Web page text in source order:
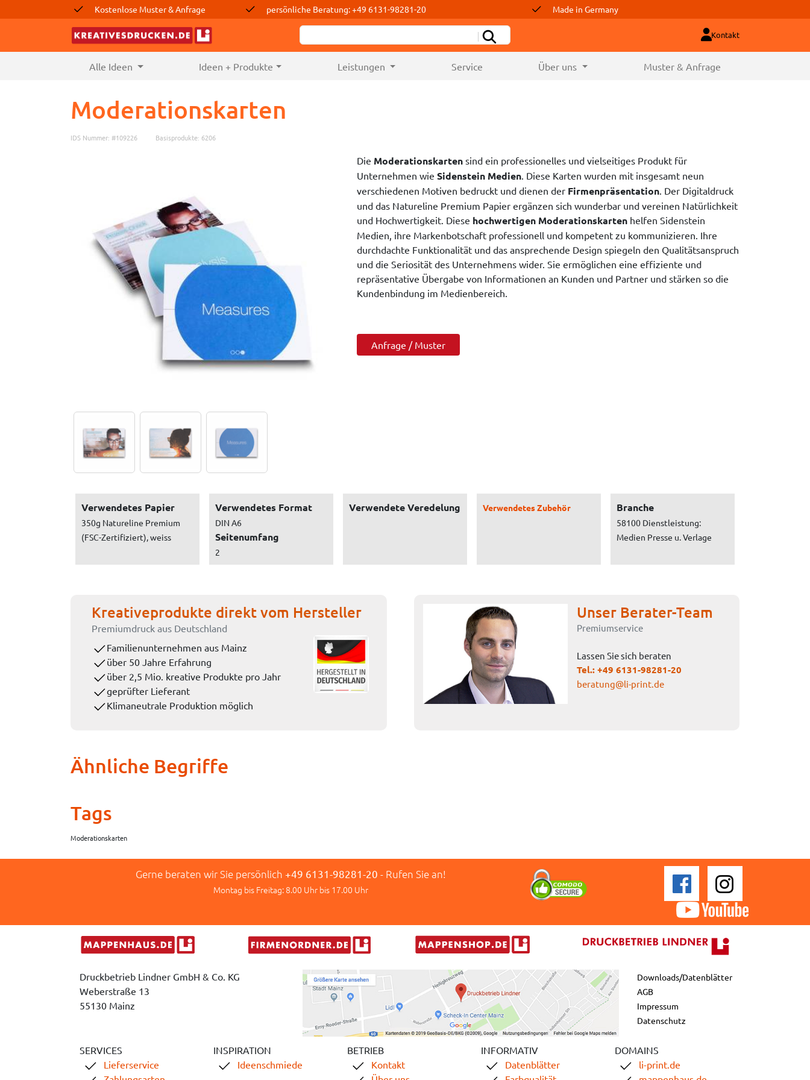
Kostenlose Muster & Anfrage persönliche Beratung: +49 6131-98281-20 Made in Germany
Kontakt
Alle Ideen (current) Ideen + Produkte Leistungen Service Über uns Muster & Anfrage
Moderationskarten
IDS Nummer: #109226 Basisprodukte: 6206
Die Moderationskarten sind ein professionelles und vielseitiges Produkt für
Unternehmen wie Sidenstein Medien. Diese Karten wurden mit insgesamt neun
verschiedenen Motiven bedruckt und dienen der Firmenpräsentation. Der Digitaldruck
und das Natureline Premium Papier ergänzen sich wunderbar und vereinen Natürlichkeit
und Hochwertigkeit. Diese hochwertigen Moderationskarten helfen Sidenstein
Medien, ihre Markenbotschaft professionell und kompetent zu kommunizieren. Ihre
durchdachte Funktionalität und das ansprechende Design spiegeln den Qualitätsanspruch
und die Seriosität des Unternehmens wider. Sie ermöglichen eine effiziente und
repräsentative Übergabe von Informationen an Kunden und Partner und stärken so die
Kundenbindung im Medienbereich.
Anfrage / Muster
Verwendetes Papier
350g Natureline Premium
(FSC-Zertifiziert), weiss
Verwendetes Format
DIN A6
Seitenumfang
2
Verwendete Veredelung Verwendetes Zubehör Branche
58100 Dienstleistung:
Medien Presse u. Verlage
Kreativeprodukte direkt vom Hersteller
Premiumdruck aus Deutschland
Familienunternehmen aus Mainz
über 50 Jahre Erfahrung
über 2,5 Mio. kreative Produkte pro Jahr
geprüfter Lieferant
Klimaneutrale Produktion möglich
Unser Berater-Team
Premiumservice
Lassen Sie sich beraten
Tel.: +49 6131-98281-20
beratung@li-print.de
Ähnliche Begriffe
Tags
Moderationskarten
Gerne beraten wir Sie persönlich +49 6131-98281-20 - Rufen Sie an!
Montag bis Freitag: 8.00 Uhr bis 17.00 Uhr
Druckbetrieb Lindner GmbH & Co. KG
Weberstraße 13
55130 Mainz
Downloads/Datenblätter
AGB
Impressum
Datenschutz
SERVICES
Lieferservice
INSPIRATION
Ideenschmiede
BETRIEB
Kontakt
INFORMATIV
Datenblätter
DOMAINS
li-print.de